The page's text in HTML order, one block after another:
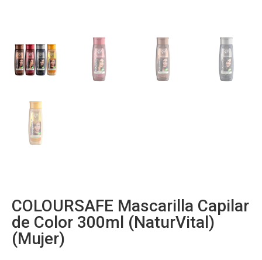
COLOURSAFE Mascarilla Capilar
de Color 300ml (NaturVital)
(Mujer)